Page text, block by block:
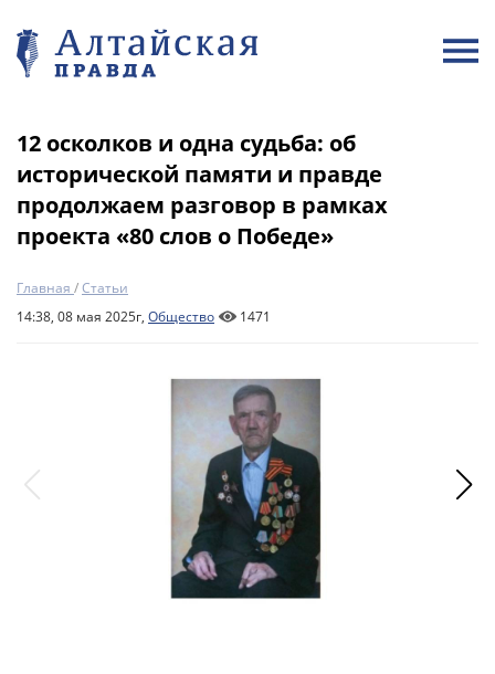
12 осколков и одна судьба: об
исторической памяти и правде
продолжаем разговор в рамках
проекта «80 слов о Победе»
Главная /Статьи
14:38, 08 мая 2025г, Общество 1471